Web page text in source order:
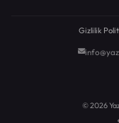
Gizlilik
© 2026